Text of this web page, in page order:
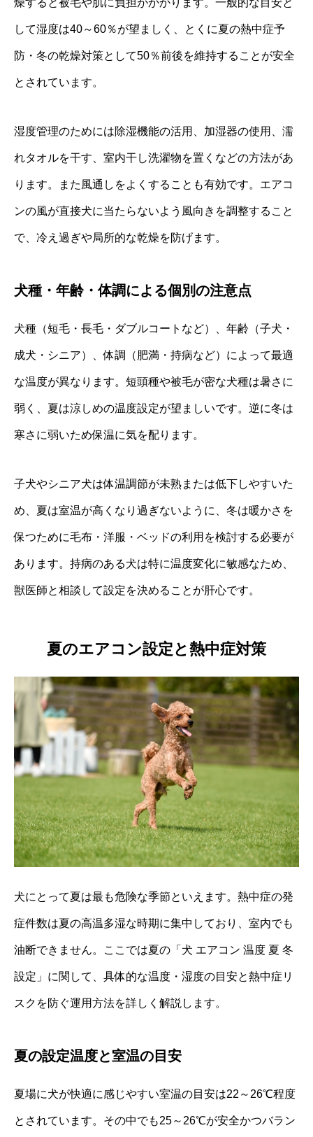
して湿度は40～60％が望ましく、とくに夏の熱中症予
防・冬の乾燥対策として50％前後を維持することが安全
とされています。
湿度管理のためには除湿機能の活用、加湿器の使用、濡
れタオルを干す、室内干し洗濯物を置くなどの方法があ
ります。また風通しをよくすることも有効です。エアコ
ンの風が直接犬に当たらないよう風向きを調整すること
で、冷え過ぎや局所的な乾燥を防げます。
犬種・年齢・体調による個別の注意点
犬種（短毛・長毛・ダブルコートなど）、年齢（子犬・
成犬・シニア）、体調（肥満・持病など）によって最適
な温度が異なります。短頭種や被毛が密な犬種は暑さに
弱く、夏は涼しめの温度設定が望ましいです。逆に冬は
寒さに弱いため保温に気を配ります。
子犬やシニア犬は体温調節が未熟または低下しやすいた
め、夏は室温が高くなり過ぎないように、冬は暖かさを
保つために毛布・洋服・ベッドの利用を検討する必要が
あります。持病のある犬は特に温度変化に敏感なため、
獣医師と相談して設定を決めることが肝心です。
夏のエアコン設定と熱中症対策
犬にとって夏は最も危険な季節といえます。熱中症の発
症件数は夏の高温多湿な時期に集中しており、室内でも
油断できません。ここでは夏の「犬 エアコン 温度 夏 冬
設定」に関して、具体的な温度・湿度の目安と熱中症リ
スクを防ぐ運用方法を詳しく解説します。
夏の設定温度と室温の目安
夏場に犬が快適に感じやすい室温の目安は22～26℃程度
とされています。その中でも25～26℃が安全かつバラン